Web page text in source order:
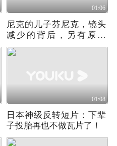
01:06
尼克的儿子芬尼克，镜头
减少的背后，另有原因
《疯狂动物城2》
01:08
日本神级反转短片：下辈
子投胎再也不做瓦片了！